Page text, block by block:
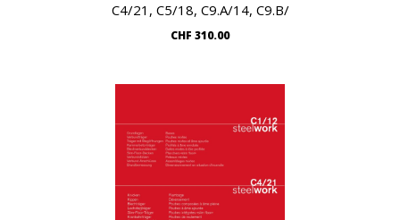
C4/21, C5/18, C9.A/14, C9.B/
CHF 310.00